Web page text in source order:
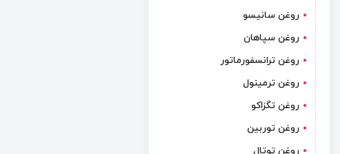
روغن سانیسو
روغن سپاهان
روغن ترانسفورماتور
روغن ترمینول
روغن تگزاکو
روغن توربین
روغن توتال